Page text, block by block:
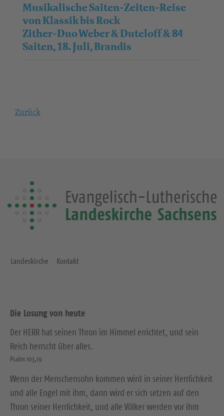
Musikalische Saiten-Zeiten-Reise
von Klassik bis Rock
Zither-Duo Weber & Duteloff & 84
Saiten, 18. Juli, Brandis
Zurück
Landeskirche Kontakt
Die Losung von heute
Der HERR hat seinen Thron im Himmel errichtet, und sein
Reich herrscht über alles.
Psalm 103,19
Wenn der Menschensohn kommen wird in seiner Herrlichkeit
und alle Engel mit ihm, dann wird er sich setzen auf den
Thron seiner Herrlichkeit, und alle Völker werden vor ihm